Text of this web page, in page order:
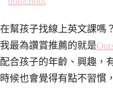
在幫孩子找線上英文課嗎
我最為讚賞推薦的就是
配合孩子的年齡、興趣，
時候也會覺得有點不習慣